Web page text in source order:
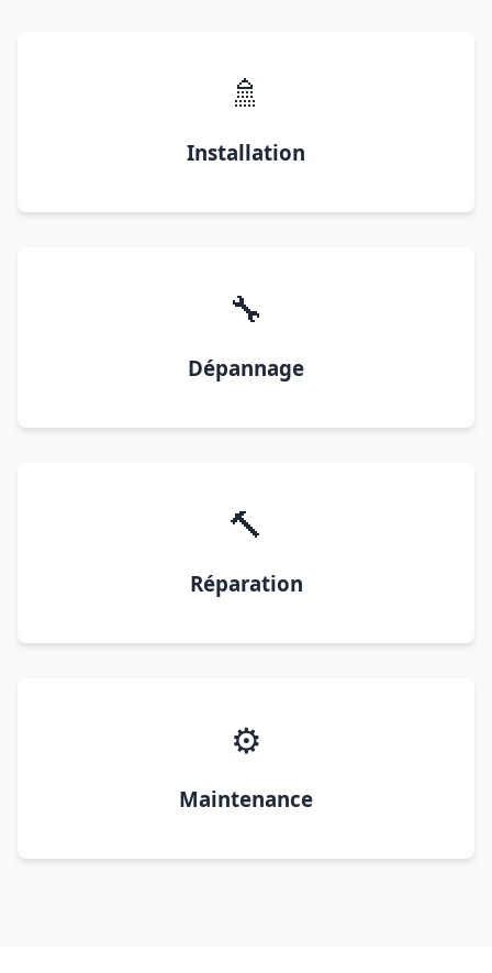
🚿
Installation
🔧
Dépannage
🔨
Réparation
⚙️
Maintenance